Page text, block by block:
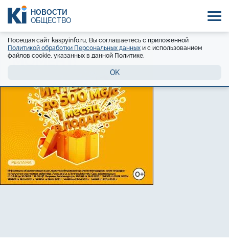
НОВОСТИ
ОБЩЕСТВО
Посещая сайт kaspyinfo.ru, Вы соглашаетесь с приложенной
Политикой обработки Персональных данных и с использованием
файлов cookie, указанных в данной Политике.
OK